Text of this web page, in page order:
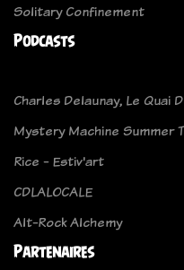
Solitary Confinement
Podcasts
Charles Delaunay, Le Quai
Mystery Machine Summer
Rice - Estiv'art
CDLALOCALE
Alt-Rock Alchemy
Partenaires